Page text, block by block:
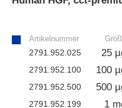
Artikelnummer
2791.952.025 25
2791.952.100 100
2791.952.500 500
2791.952.199 1